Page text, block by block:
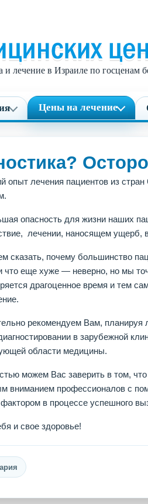
лечение в Израиле по госценам
Цены на лечение
опыт лечения пациентов из
опасность для жизни наших
лечении, наносящем ущерб,
сказать, почему большинство
что еще хуже — неверно, но мы
драгоценное время и тем
рекомендуем Вам, планируя
в зарубежной
области медицины.
можем Вас заверить в том,
вниманием профессионалов с
в процессе успешного
и свое здоровье!